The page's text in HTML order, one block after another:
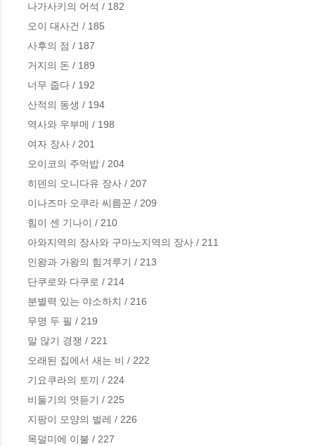
나가사키의 어석 / 182
오이 대사건 / 185
사후의 점 / 187
거지의 돈 / 189
너무 줍다 / 192
산적의 동생 / 194
역사와 우부메 / 198
여자 장사 / 201
오이코의 주먹밥 / 204
히덴의 오니다유 장사 / 207
이나즈마 오쿠라 씨름꾼 / 209
힘이 센 기나이 / 210
아와지역의 장사와 구마노지역의 장사 / 211
인왕과 가왕의 힘겨루기 / 213
단쿠로와 다쿠로 / 214
분별력 있는 야소하치 / 216
무명 두 필 / 219
말 않기 경쟁 / 221
오래된 집에서 새는 비 / 222
기요쿠라의 토끼 / 224
비둘기의 엿듣기 / 225
지팡이 모양의 벌레 / 226
목덜미에 이불 / 227